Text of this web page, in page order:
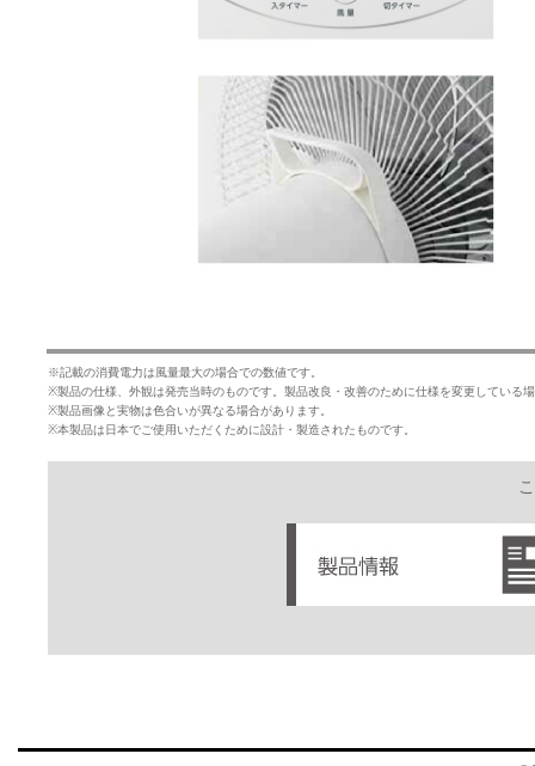
※記載の消費電力は風量最大の場合での数値です。
※製品の仕様、外観は発売当時のものです。製品改良・改善のために仕様を変更している
※製品画像と実物は色合いが異なる場合があります。
※本製品は日本でご使用いただくために設計・製造されたものです。